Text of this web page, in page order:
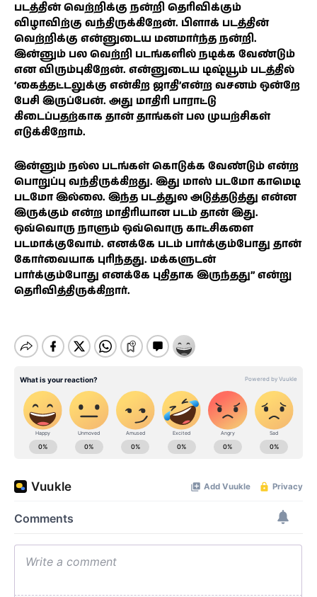
படத்தின் வெற்றிக்கு நன்றி தெரிவிக்கும்
விழாவிற்கு வந்திருக்கிறேன். பிளாக் படத்தின்
வெற்றிக்கு என்னுடைய மனமார்ந்த நன்றி.
இன்னும் பல வெற்றி படங்களில் நடிக்க வேண்டும்
என விரும்புகிறேன். என்னுடைய டிஷ்யூம் படத்தில்
‘கைத்தட்டலுக்கு என்கிற ஜாதி’என்ற வசனம் ஒன்றே
பேசி இருப்பேன். அது மாதிரி பாராட்டு
கிடைப்பதற்காக தான் தாங்கள் பல முயற்சிகள்
எடுக்கிறோம்.
இன்னும் நல்ல படங்கள் கொடுக்க வேண்டும் என்ற
பொறுப்பு வந்திருக்கிறது. இது மாஸ் படமோ காமெடி
படமோ இல்லை. இந்த படத்துல அடுத்தடுத்து என்ன
இருக்கும் என்ற மாதிரியான படம் தான் இது.
ஒவ்வொரு நாளும் ஒவ்வொரு காட்சிகளை
படமாக்குவோம். எனக்கே படம் பார்க்கும்போது தான்
கோர்வையாக புரிந்தது. மக்களுடன்
பார்க்கும்போது எனக்கே புதிதாக இருந்தது” என்று
தெரிவித்திருக்கிறார்.